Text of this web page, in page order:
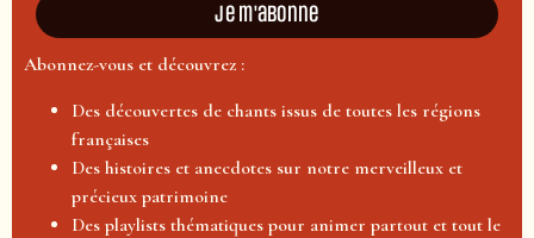
Je m'abonne
Abonnez-vous et découvrez :
Des découvertes de chants issus de toutes les régions
françaises
Des histoires et anecdotes sur notre merveilleux et
précieux patrimoine
Des playlists thématiques pour animer partout et tout le